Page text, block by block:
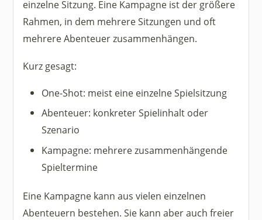
einzelne Sitzung. Eine Kampagne ist der größere
Rahmen, in dem mehrere Sitzungen und oft
mehrere Abenteuer zusammenhängen.
Kurz gesagt:
One-Shot: meist eine einzelne Spielsitzung
Abenteuer: konkreter Spielinhalt oder
Szenario
Kampagne: mehrere zusammenhängende
Spieltermine
Eine Kampagne kann aus vielen einzelnen
Abenteuern bestehen. Sie kann aber auch freier